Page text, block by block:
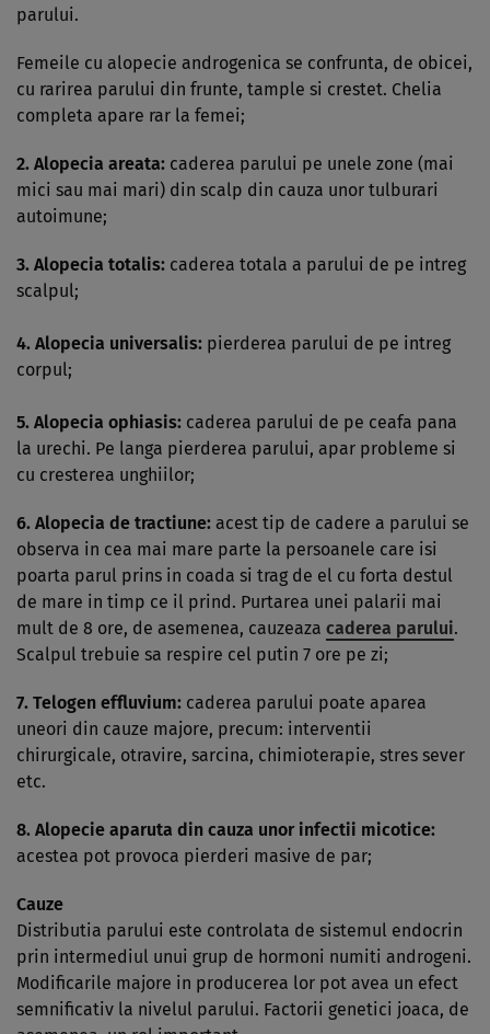
parului.
Femeile cu alopecie androgenica se confrunta, de obicei,
cu rarirea parului din frunte, tample si crestet. Chelia
completa apare rar la femei;
2. Alopecia areata: caderea parului pe unele zone (mai
mici sau mai mari) din scalp din cauza unor tulburari
autoimune;
3. Alopecia totalis: caderea totala a parului de pe intreg
scalpul;
4. Alopecia universalis: pierderea parului de pe intreg
corpul;
5. Alopecia ophiasis: caderea parului de pe ceafa pana
la urechi. Pe langa pierderea parului, apar probleme si
cu cresterea unghiilor;
6. Alopecia de tractiune: acest tip de cadere a parului se
observa in cea mai mare parte la persoanele care isi
poarta parul prins in coada si trag de el cu forta destul
de mare in timp ce il prind. Purtarea unei palarii mai
mult de 8 ore, de asemenea, cauzeaza caderea parului.
Scalpul trebuie sa respire cel putin 7 ore pe zi;
7. Telogen effluvium: caderea parului poate aparea
uneori din cauze majore, precum: interventii
chirurgicale, otravire, sarcina, chimioterapie, stres sever
etc.
8. Alopecie aparuta din cauza unor infectii micotice:
acestea pot provoca pierderi masive de par;
Cauze
Distributia parului este controlata de sistemul endocrin
prin intermediul unui grup de hormoni numiti androgeni.
Modificarile majore in producerea lor pot avea un efect
semnificativ la nivelul parului. Factorii genetici joaca, de